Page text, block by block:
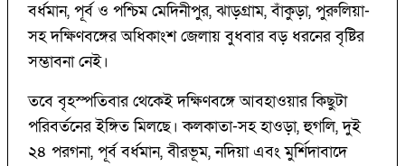
বর্ধমান, পূর্ব ও পশ্চিম মেদিনীপুর, ঝাড়গ্রাম, বাঁকুড়া, পুরুলিয়া-
সহ দক্ষিণবঙ্গের অধিকাংশ জেলায় বুধবার বড় ধরনের বৃষ্টির
সম্ভাবনা নেই।
তবে বৃহস্পতিবার থেকেই দক্ষিণবঙ্গে আবহাওয়ার কিছুটা
পরিবর্তনের ইঙ্গিত মিলছে। কলকাতা-সহ হাওড়া, হুগলি, দুই
২৪ পরগনা, পূর্ব বর্ধমান, বীরভূম, নদিয়া এবং মুর্শিদাবাদে